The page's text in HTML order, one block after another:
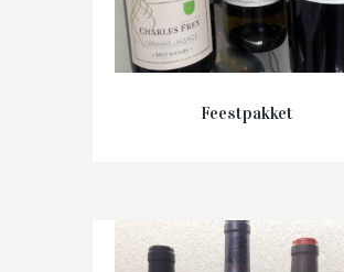
Feestpakket
€39.00